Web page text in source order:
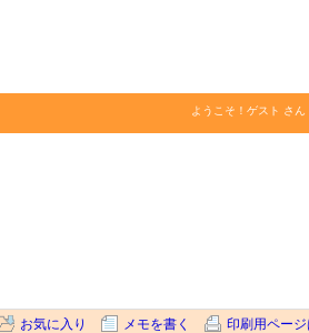
ようこそ！ ゲスト さん
お気に入り メモを書く 印刷用ページ